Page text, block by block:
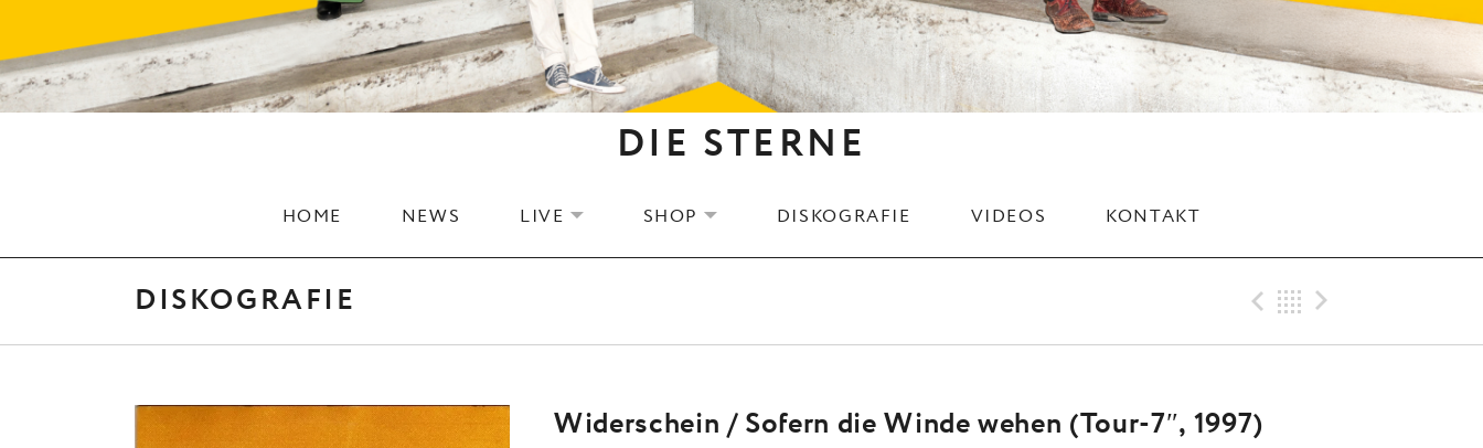
DIE STERNE
HOME NEWS LIVE EXPAND SUBMENU
SHOP EXPAND SUBMENU
DISKOGRAFIE VIDEOS KONTAKT
DISKOGRAFIE Previous
Back
Widerschein / Sofern die Winde wehen (Tour-7″, 1997)